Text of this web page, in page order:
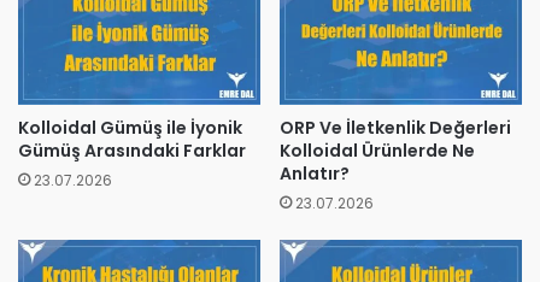
Kolloidal Gümüş ile İyonik
Gümüş Arasındaki Farklar
23.07.2026
ORP Ve İletkenlik Değerleri
Kolloidal Ürünlerde Ne
Anlatır?
23.07.2026